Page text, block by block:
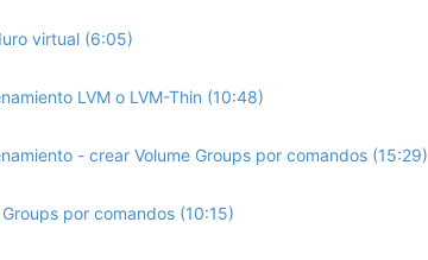
virtual (6:05)
LVM o LVM-Thin (10:48)
- crear Volume Groups por comandos (15:29)
Groups por comandos (10:15)